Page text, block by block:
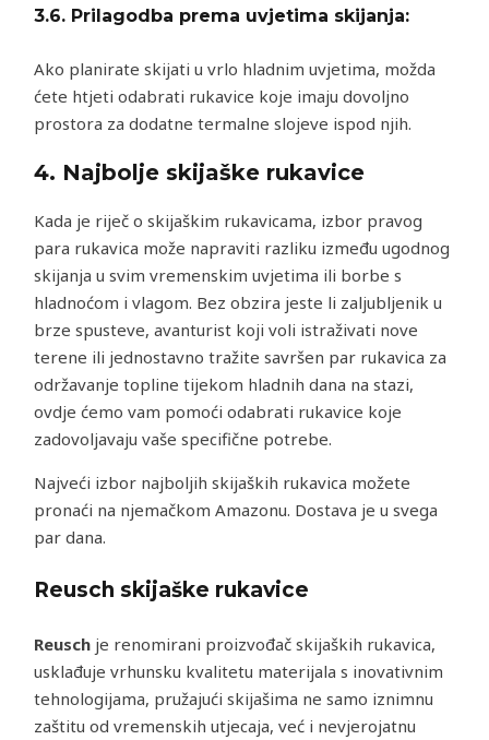
3.6. Prilagodba prema uvjetima skijanja:
Ako planirate skijati u vrlo hladnim uvjetima, možda
ćete htjeti odabrati rukavice koje imaju dovoljno
prostora za dodatne termalne slojeve ispod njih.
4. Najbolje skijaške rukavice
Kada je riječ o skijaškim rukavicama, izbor pravog
para rukavica može napraviti razliku između ugodnog
skijanja u svim vremenskim uvjetima ili borbe s
hladnoćom i vlagom. Bez obzira jeste li zaljubljenik u
brze spusteve, avanturist koji voli istraživati ​​nove
terene ili jednostavno tražite savršen par rukavica za
održavanje topline tijekom hladnih dana na stazi,
ovdje ćemo vam pomoći odabrati rukavice koje
zadovoljavaju vaše specifične potrebe.
Najveći izbor najboljih skijaških rukavica možete
pronaći na njemačkom Amazonu. Dostava je u svega
par dana.
Reusch skijaške rukavice
Reusch je renomirani proizvođač skijaških rukavica,
usklađuje vrhunsku kvalitetu materijala s inovativnim
tehnologijama, pružajući skijašima ne samo iznimnu
zaštitu od vremenskih utjecaja, već i nevjerojatnu